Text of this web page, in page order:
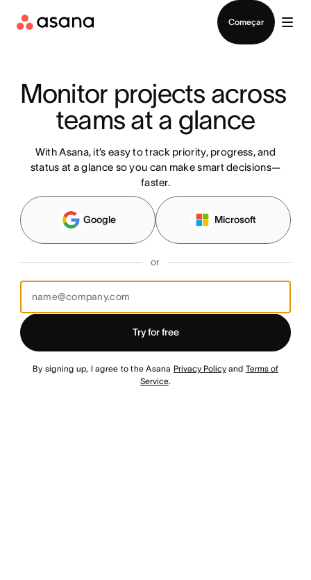
Começar
Monitor projects across
teams at a glance
With Asana, it’s easy to track priority, progress, and
status at a glance so you can make smart decisions—
faster.
Google Microsoft
or
Try for free
By signing up, I agree to the Asana Privacy Policyand Terms of
Service.